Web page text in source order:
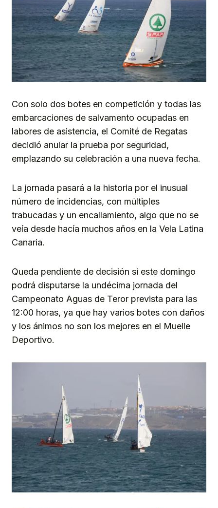
Con solo dos botes en competición y todas las
embarcaciones de salvamento ocupadas en
labores de asistencia, el Comité de Regatas
decidió anular la prueba por seguridad,
emplazando su celebración a una nueva fecha.
La jornada pasará a la historia por el inusual
número de incidencias, con múltiples
trabucadas y un encallamiento, algo que no se
veía desde hacía muchos años en la Vela Latina
Canaria.
Queda pendiente de decisión si este domingo
podrá disputarse la undécima jornada del
Campeonato Aguas de Teror prevista para las
12:00 horas, ya que hay varios botes con daños
y los ánimos no son los mejores en el Muelle
Deportivo.